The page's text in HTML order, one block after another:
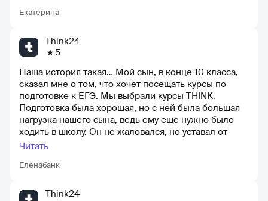
Екатерина
Think24
5
Еленабанк
Наша история такая… Мой сын, в конце 10 класса,
сказал мне о том, что хочет посещать курсы по
подготовке к ЕГЭ. Мы выбрали курсы THINK.
Подготовка была хорошая, но с ней была большая
нагрузка нашего сына, ведь ему ещё нужно было
ходить в школу. Он не жаловался, но уставал от
такого режима. В течение года, сын ездил в лагерь
дистанционной подготовке, он все равно
и поступили в ВУЗ на бюджете, что было очень
Читать
Think24